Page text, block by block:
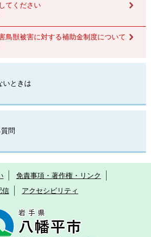
てください
鳥獣被害に対する補助金制度について
いときは
問
免責事項・著作権・リンク
信 アクセシビリティ